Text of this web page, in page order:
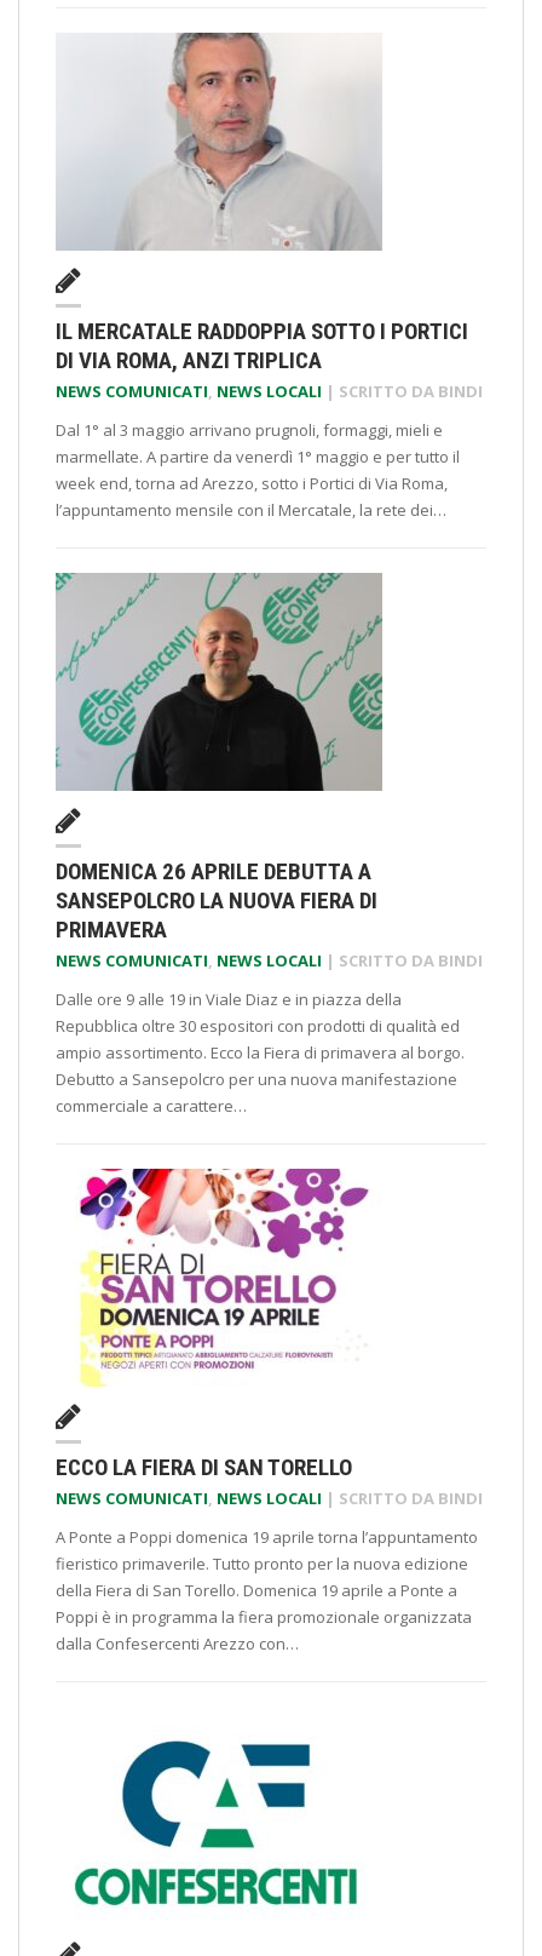
IL MERCATALE RADDOPPIA SOTTO I PORTICI
DI VIA ROMA, ANZI TRIPLICA
NEWS COMUNICATI, NEWS LOCALI | SCRITTO DA BINDI
Dal 1° al 3 maggio arrivano prugnoli, formaggi, mieli e
marmellate. A partire da venerdì 1° maggio e per tutto il
week end, torna ad Arezzo, sotto i Portici di Via Roma,
l’appuntamento mensile con il Mercatale, la rete dei…
DOMENICA 26 APRILE DEBUTTA A
SANSEPOLCRO LA NUOVA FIERA DI
PRIMAVERA
NEWS COMUNICATI, NEWS LOCALI | SCRITTO DA BINDI
Dalle ore 9 alle 19 in Viale Diaz e in piazza della
Repubblica oltre 30 espositori con prodotti di qualità ed
ampio assortimento. Ecco la Fiera di primavera al borgo.
Debutto a Sansepolcro per una nuova manifestazione
commerciale a carattere…
ECCO LA FIERA DI SAN TORELLO
NEWS COMUNICATI, NEWS LOCALI | SCRITTO DA BINDI
A Ponte a Poppi domenica 19 aprile torna l’appuntamento
fieristico primaverile. Tutto pronto per la nuova edizione
della Fiera di San Torello. Domenica 19 aprile a Ponte a
Poppi è in programma la fiera promozionale organizzata
dalla Confesercenti Arezzo con…